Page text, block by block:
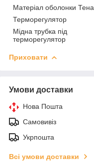
Матеріал оболонки Тена
Терморегулятор
Мідна трубка під
терморегулятор
Приховати
Умови доставки
Нова Пошта
Самовивіз
Укрпошта
Всі умови доставки